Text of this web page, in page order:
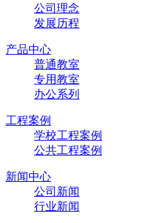
公司理念
发展历程
产品中心
普通教室
专用教室
办公系列
工程案例
学校工程案例
公共工程案例
新闻中心
公司新闻
行业新闻